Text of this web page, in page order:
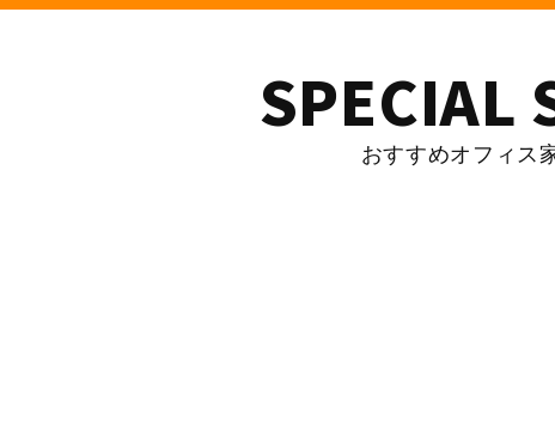
SPECIAL
おすすめオフィス